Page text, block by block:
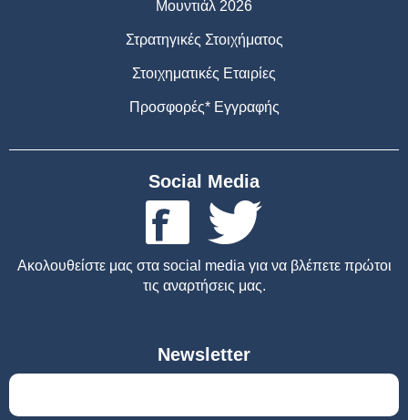
Μουντιάλ 2026
Στρατηγικές Στοιχήματος
Στοιχηματικές Εταιρίες
Προσφορές* Εγγραφής
Social Media
Ακολουθείστε μας στα social media για να βλέπετε πρώτοι
τις αναρτήσεις μας.
Newsletter